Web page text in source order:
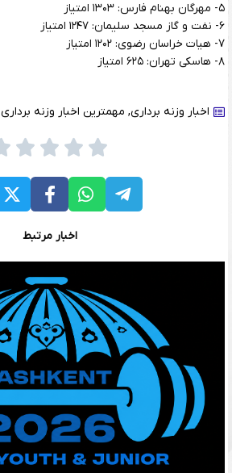
۵- مهرگان بهنام فارس: ۱۳۰۳ امتیاز
۶- نفت و گاز مسجد سلیمان: ۱۲۴۷ امتیاز
۷- هیات خراسان رضوی: ۱۲۰۲ امتیاز
۸- هاسکی تهران: ۶۲۵ امتیاز
اخبار وزنه برداری, مهمترین اخبار وزنه برداری
اخبار مرتبط